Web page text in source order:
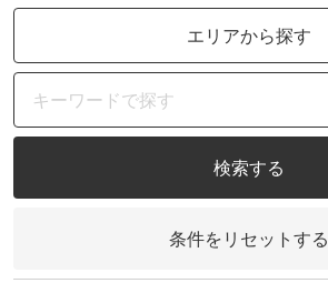
エリアから探す
検索する
条件をリセットする